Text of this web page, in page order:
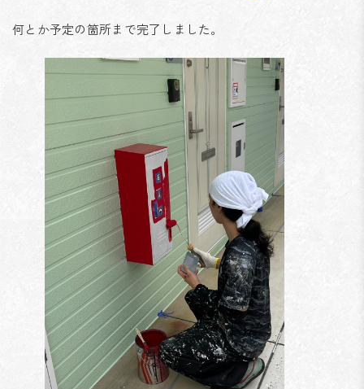
何とか予定の箇所まで完了しました。